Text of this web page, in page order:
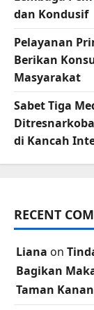
dan Kondusif
Pelayanan
Berikan
Masyarakat
Sabet Tiga
di Kancah
RECENT
Liana on
Bagikan
Taman